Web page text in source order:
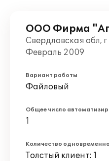
ООО Фирма
Свердловская обл,
Февраль 2009
Вариант работы
Файловый
Общее число
1
Количество
Толстый клиент: 1